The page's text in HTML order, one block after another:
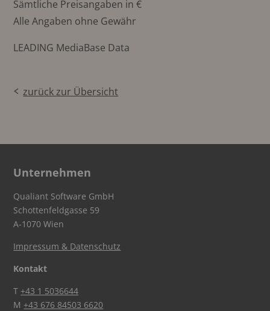
Sämtliche Preisangaben in €
Alle Angaben ohne Gewähr
LEADING MediaBase Data
zurück zur Übersicht
Unternehmen
Qualiant Software GmbH
Schottenfeldgasse 59
A-1070 Wien
Impressum & Datenschutz
Kontakt
T+43 1 5036644
M+43 676 84503 6620